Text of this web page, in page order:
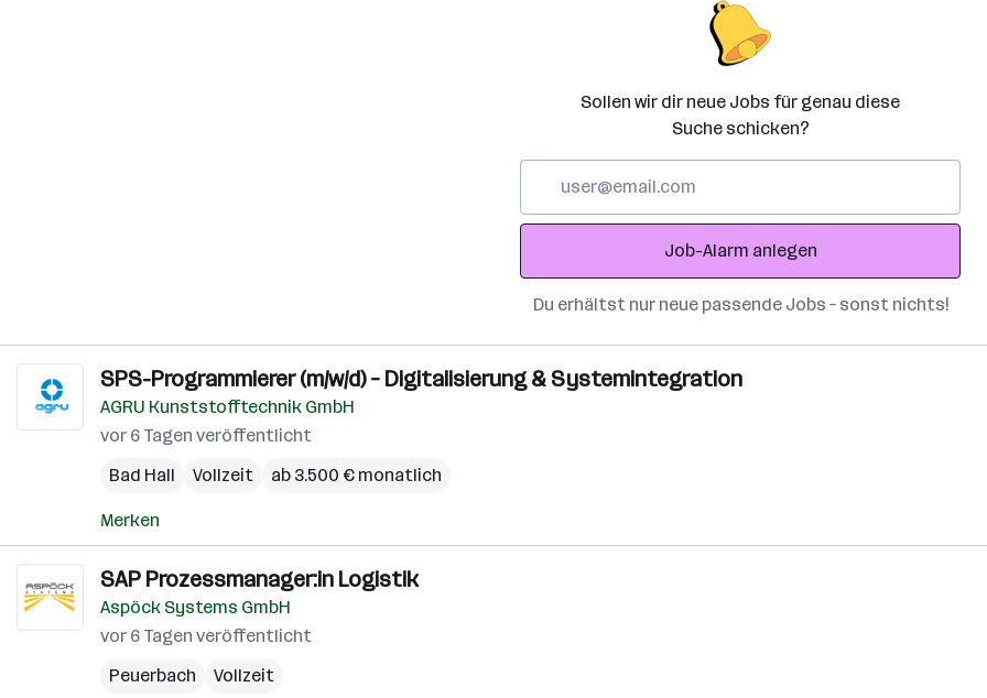
Sollen wir dir neue Jobs für genau diese
Suche schicken?
Adresse
Job-Alarm anlegen
Du erhältst nur neue passende Jobs – sonst nichts!
SPS-Programmierer (m/w/d) – Digitalisierung & Systemintegration
AGRU Kunststofftechnik GmbH
vor 6 Tagen veröffentlicht
Bad Hall
Vollzeit ab 3.500 € monatlich
Merken
SAP Prozessmanager:in Logistik
Aspöck Systems GmbH
vor 6 Tagen veröffentlicht
Peuerbach
Vollzeit